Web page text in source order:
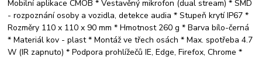
Mobilní aplikace CMOB * Vestavěný mikrofon (dual stream) * SMD
- rozpoznání osoby a vozidla, detekce audia * Stupeň krytí IP67 *
Rozměry 110 x 110 x 90 mm * Hmotnost 260 g * Barva bílo-černá
* Materiál kov - plast * Montáž ve třech osách * Max. spotřeba 4.7
W (IR zapnuto) * Podpora prohlížečů IE, Edge, Firefox, Chrome *